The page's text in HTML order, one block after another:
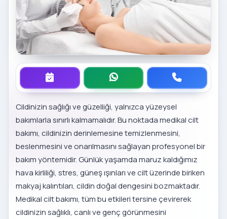
Cildinizin sağlığı ve güzelliği, yalnızca yüzeysel
bakımlarla sınırlı kalmamalıdır. Bu noktada medikal cilt
bakımı, cildinizin derinlemesine temizlenmesini,
beslenmesini ve onarılmasını sağlayan profesyonel bir
bakım yöntemidir. Günlük yaşamda maruz kaldığımız
hava kirliliği, stres, güneş ışınları ve cilt üzerinde biriken
makyaj kalıntıları, cildin doğal dengesini bozmaktadır.
Medikal cilt bakımı, tüm bu etkileri tersine çevirerek
cildinizin sağlıklı, canlı ve genç görünmesini